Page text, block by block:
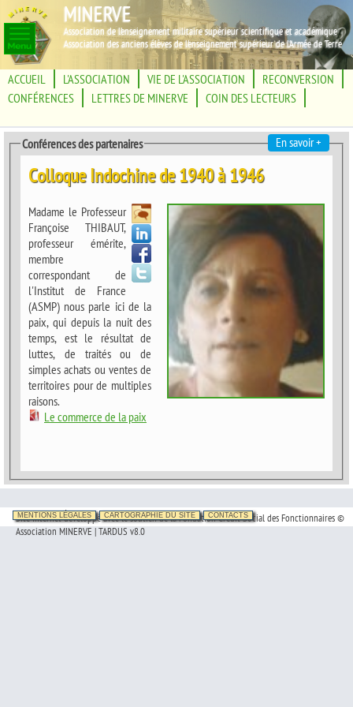
En savoir +
Association de l'enseignement militaire supérieur scientifique et académique
Association des anciens élèves de l'enseignement supérieur de l'Armée de Terre
MINERVE
ACCUEIL L'ASSOCIATION VIE DE L'ASSOCIATION
RECONVERSION
CONFÉRENCES
LETTRES DE MINERVE COIN DES LECTEURS
Conférences des partenaires
Colloque Indochine de 1940 à 1946
Madame le Professeur
Françoise THIBAUT,
professeur émérite,
membre
correspondant de
l'Institut de France
(ASMP) nous parle ici de la
paix, qui depuis la nuit des
temps, est le résultat de
luttes, de traités ou de
simples achats ou ventes de
territoires pour de multiples
raisons.
Le commerce de la paix
MENTIONS LÉGALES CARTOGRAPHIE DU SITE CONTACTS
Site Internet développé avec le soutien de la Fondation Crédit Social des Fonctionnaires ©
Association MINERVE | TARDUS v8.0